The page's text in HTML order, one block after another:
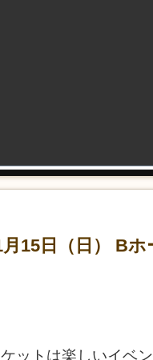
15日（日） B
ットは楽しいイベ